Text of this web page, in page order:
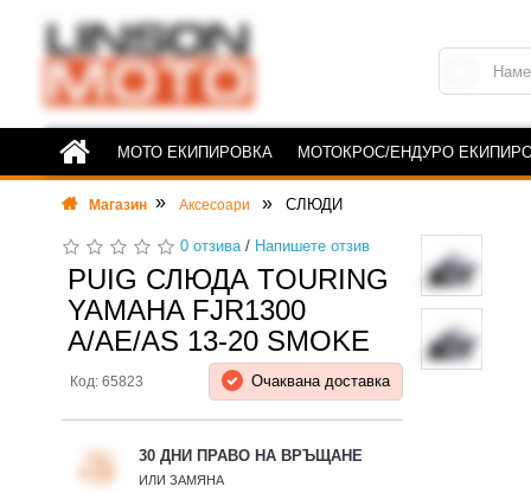
МОТО ЕКИПИРОВКА МОТОКРОС/ЕНДУРО
Магазин Аксесоари СЛЮДИ
0 отзива/ Напишете отзив
PUIG СЛЮДА TOURING
YAMAHA FJR1300
A/AE/AS 13-20 SMOKE
Код: 65823 Очаквана доставка
30 ДНИ ПРАВО НА ВРЪЩАНЕ
ИЛИ ЗАМЯНА